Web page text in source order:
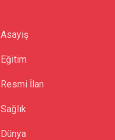
Asayiş
Eğitim
Resmi İlan
Sağlık
Dünya